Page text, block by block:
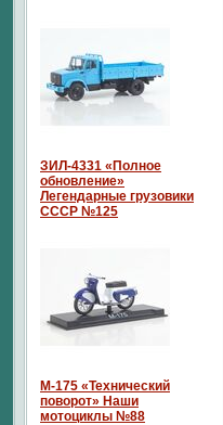
ЗИЛ-4331 «Полное
обновление»
Легендарные грузовики
СССР №125
М-175 «Технический
поворот» Наши
мотоциклы №88